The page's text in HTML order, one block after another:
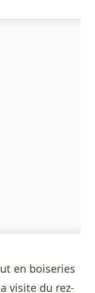
en boiseries
visite du rez-